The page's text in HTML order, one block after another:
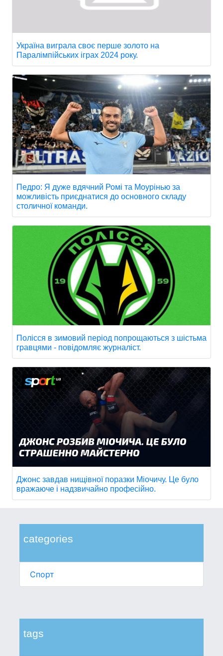
categories
Спорт
tags
Україна виграла своє перше золото на
Паралімпійських іграх 2024 року.
Педро: Я дуже вдячний Ромі та Моурінью за
можливість приєднатися до основного складу
столичної команди.
Полісся в зимовий період попрощаються з шістьма
гравцями - повідомляє журналіст.
Джонс завдав нищівної поразки Міочичу. Це було
вражаюче і надзвичайно професійно.